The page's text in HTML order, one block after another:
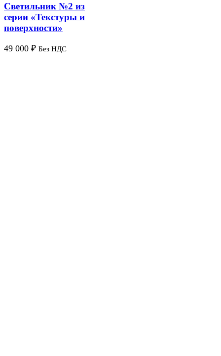
Светильник №2 из
серии «Текстуры и
поверхности»
49 000 ₽ Без НДС